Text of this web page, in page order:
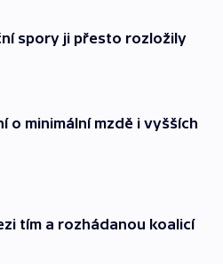
spory ji přesto rozložily
o minimální mzdě i vyšších
tím a rozhádanou koalicí